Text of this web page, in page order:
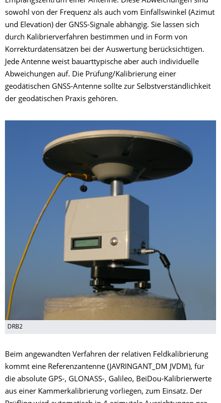
sowohl von der Frequenz als auch vom Einfallswinkel (Azimut
und Elevation) der GNSS-Signale abhängig. Sie lassen sich
durch Kalibrierverfahren bestimmen und in Form von
Korrekturdatensätzen bei der Auswertung berücksichtigen.
Jede Antenne weist bauarttypische aber auch individuelle
Abweichungen auf. Die Prüfung/Kalibrierung einer
geodätischen GNSS-Antenne sollte zur Selbstverständlichkeit
der geodätischen Praxis gehören.
DRB2
Beim angewandten Verfahren der relativen Feldkalibrierung
kommt eine Referenzantenne (JAVRINGANT_DM JVDM), für
die absolute GPS-, GLONASS-, Galileo, BeiDou-Kalibrierwerte
aus einer Kammerkalibrierung vorliegen, zum Einsatz. Der